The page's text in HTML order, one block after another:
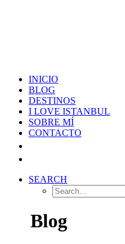
INICIO
BLOG
DESTINOS
I LOVE ISTANBUL
SOBRE MÍ
CONTACTO
SEARCH
Blog